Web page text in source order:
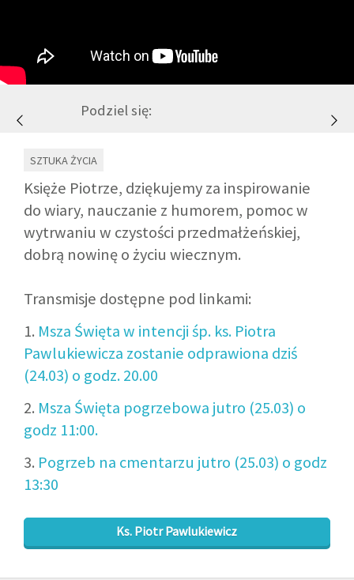
PARTNERZY
NEWSLETTER
KONTAKT
Podziel się:
SZTUKA ŻYCIA
Księże Piotrze, dziękujemy za inspirowanie
do wiary, nauczanie z humorem, pomoc w
wytrwaniu w czystości przedmałżeńskiej,
dobrą nowinę o życiu wiecznym.
Transmisje dostępne pod linkami:
1. Msza Święta w intencji śp. ks. Piotra
Pawlukiewicza zostanie odprawiona dziś
(24.03) o godz. 20.00
2. Msza Święta pogrzebowa jutro (25.03) o
godz 11:00.
3. Pogrzeb na cmentarzu jutro (25.03) o godz
13:30
Ks. Piotr Pawlukiewicz